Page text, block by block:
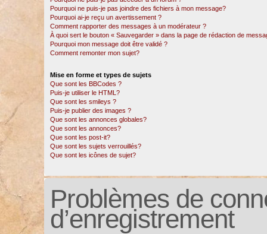
Pourquoi ne puis-je pas joindre des fichiers à mon message?
Pourquoi ai-je reçu un avertissement ?
Comment rapporter des messages à un modérateur ?
À quoi sert le bouton « Sauvegarder » dans la page de rédaction de
Pourquoi mon message doit être validé ?
Comment remonter mon sujet?
Mise en forme et types de sujets
Que sont les BBCodes ?
Puis-je utiliser le HTML?
Que sont les smileys ?
Puis-je publier des images ?
Que sont les annonces globales?
Que sont les annonces?
Que sont les post-it?
Que sont les sujets verrouillés?
Que sont les icônes de sujet?
Problèmes de
d’enregistrement